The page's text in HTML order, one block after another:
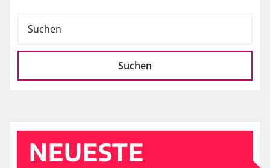
Suchen
NEUESTE